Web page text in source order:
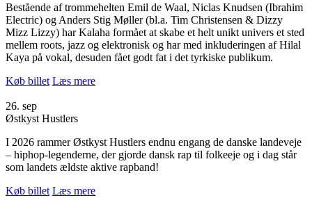
Bestående af trommehelten Emil de Waal, Niclas Knudsen (Ibrahim
Electric) og Anders Stig Møller (bl.a. Tim Christensen & Dizzy
Mizz Lizzy) har Kalaha formået at skabe et helt unikt univers et sted
mellem roots, jazz og elektronisk og har med inkluderingen af Hilal
Kaya på vokal, desuden fået godt fat i det tyrkiske publikum.
Køb billet Læs mere
26. sep
Østkyst Hustlers
I 2026 rammer Østkyst Hustlers endnu engang de danske landeveje
– hiphop-legenderne, der gjorde dansk rap til folkeeje og i dag står
som landets ældste aktive rapband!
Køb billet Læs mere